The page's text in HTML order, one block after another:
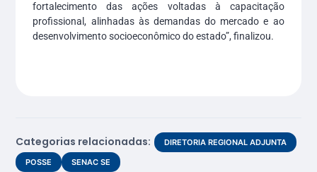
fortalecimento das ações voltadas à capacitação
profissional, alinhadas às demandas do mercado e ao
desenvolvimento socioeconômico do estado”, finalizou.
Categorias relacionadas:
DIRETORIA REGIONAL ADJUNTA
POSSE
SENAC SE